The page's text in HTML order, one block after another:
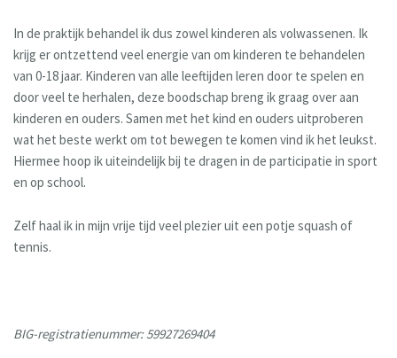
In de praktijk behandel ik dus zowel kinderen als volwassenen. Ik
krijg er ontzettend veel energie van om kinderen te behandelen
van 0-18 jaar. Kinderen van alle leeftijden leren door te spelen en
door veel te herhalen, deze boodschap breng ik graag over aan
kinderen en ouders. Samen met het kind en ouders uitproberen
wat het beste werkt om tot bewegen te komen vind ik het leukst.
Hiermee hoop ik uiteindelijk bij te dragen in de participatie in sport
en op school.
Zelf haal ik in mijn vrije tijd veel plezier uit een potje squash of
tennis.
BIG-registratienummer: 59927269404